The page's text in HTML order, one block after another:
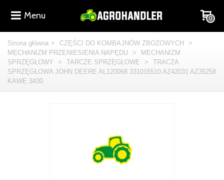
Menu 0
Strona główna > CZĘŚCI DO KOMBAJNÓW ZBOŻOWYCH
>
MECHANIZM PRZENIESIENIA NAPĘDU
>
MECHANIZM
SPRZĘGŁOWY
> TARCZE SPRZĘGŁOWE >
TRACZA
SPRZĘGŁOWA JOHN DEERE AL120068 331015510 AZ42031 AZ35258
KAWE 3430